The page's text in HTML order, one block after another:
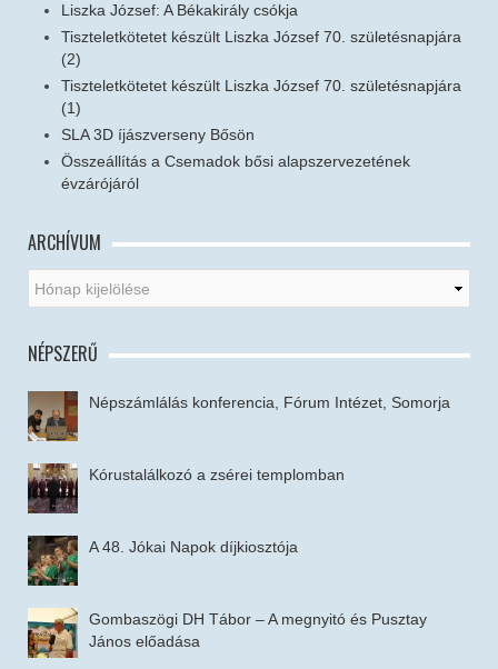
Liszka József: A Békakirály csókja
Tiszteletkötetet készült Liszka József 70. születésnapjára
(2)
Tiszteletkötetet készült Liszka József 70. születésnapjára
(1)
SLA 3D íjászverseny Bősön
Összeállítás a Csemadok bősi alapszervezetének
évzárójáról
ARCHÍVUM
NÉPSZERŰ
Népszámlálás konferencia, Fórum Intézet, Somorja
Kórustalálkozó a zsérei templomban
A 48. Jókai Napok díjkiosztója
Gombaszögi DH Tábor – A megnyitó és Pusztay
János előadása